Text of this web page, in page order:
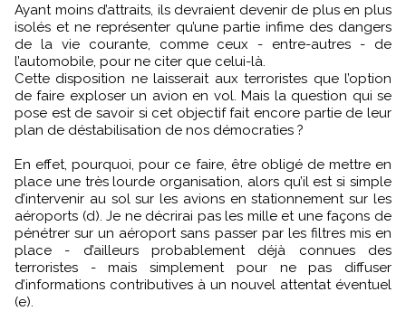
Ayant moins d’attraits, ils devraient devenir de plus en plus
isolés et ne représenter qu’une partie infime des dangers
de la vie courante, comme ceux - entre-autres - de
l’automobile, pour ne citer que celui-là.
Cette disposition ne laisserait aux terroristes que l’option
de faire exploser un avion en vol. Mais la question qui se
pose est de savoir si cet objectif fait encore partie de leur
plan de déstabilisation de nos démocraties ?
En effet, pourquoi, pour ce faire, être obligé de mettre en
place une très lourde organisation, alors qu’il est si simple
d’intervenir au sol sur les avions en stationnement sur les
aéroports (d). Je ne décrirai pas les mille et une façons de
pénétrer sur un aéroport sans passer par les filtres mis en
place - d’ailleurs probablement déjà connues des
terroristes - mais simplement pour ne pas diffuser
d’informations contributives à un nouvel attentat éventuel
(e).